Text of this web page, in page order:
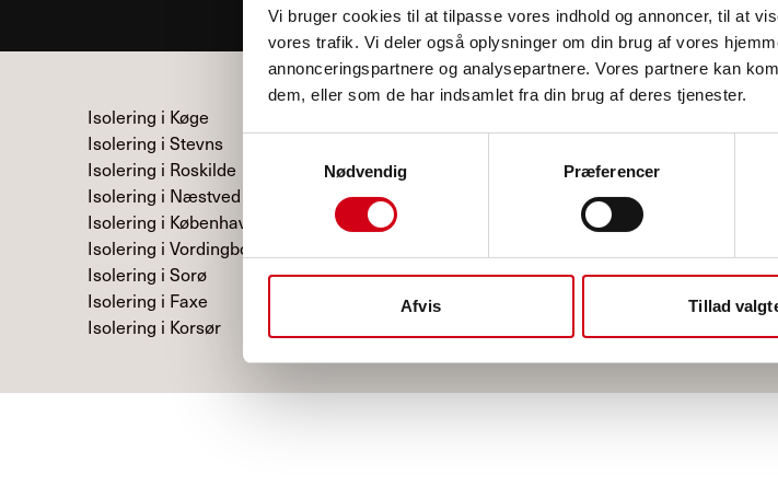
Vi bruger cookies til at tilpasse vores indhold og annoncer, til at
vores trafik. Vi deler også oplysninger om din brug af vores
annonceringspartnere og analysepartnere. Vores partnere kan
dem, eller som de har indsamlet fra din brug af deres tjenester.
Nødvendig
Præferencer
Afvis Tillad
Isolering i Køge
Isolering i Stevns
Isolering i Roskilde
Isolering i Næstved
Isolering i København
Isolering i Vordingborg
Isolering i Sorø
Isolering i Faxe
Isolering i Korsør
Teknisk isolering i Roskilde
Teknisk isolering i Næstved
Teknisk isolering i København
Teknisk isolering i Sorø
Teknisk isolering i Faxe